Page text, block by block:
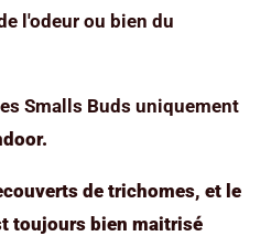
l'odeur ou bien du
Smalls Buds uniquement
de trichomes, et le
toujours bien maitrisé